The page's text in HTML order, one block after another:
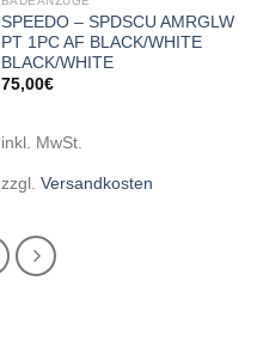
SPEEDO – SPDSCU AMRGLW
PT 1PC AF BLACK/WHITE
BLACK/WHITE
75,00€
inkl. MwSt.
zzgl. Versandkosten